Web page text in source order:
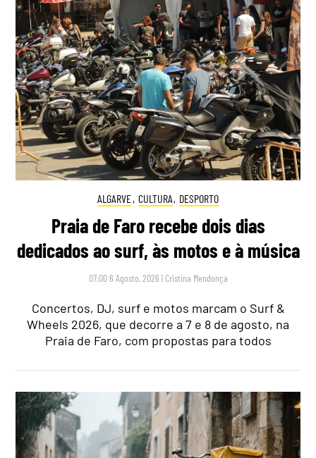
ALGARVE, CULTURA, DESPORTO
Praia de Faro recebe dois dias
dedicados ao surf, às motos e à música
07:00 6 Agosto, 2026 | Cristina Mendonça
Concertos, DJ, surf e motos marcam o Surf &
Wheels 2026, que decorre a 7 e 8 de agosto, na
Praia de Faro, com propostas para todos